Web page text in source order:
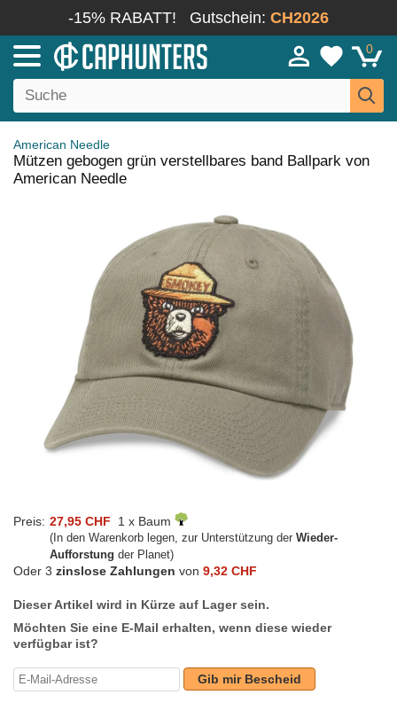
-15% RABATT! Gutschein: CH2026
0
American Needle
Mützen gebogen grün verstellbares band Ballpark von
American Needle
Preis: 27,95 CHF 1 x Baum
(In den Warenkorb legen, zur Unterstützung der Wieder-
Aufforstung der Planet)
Oder 3 zinslose Zahlungen von 9,32 CHF
Dieser Artikel wird in Kürze auf Lager sein.
Möchten Sie eine E-Mail erhalten, wenn diese wieder
verfügbar ist?
Gib mir Bescheid